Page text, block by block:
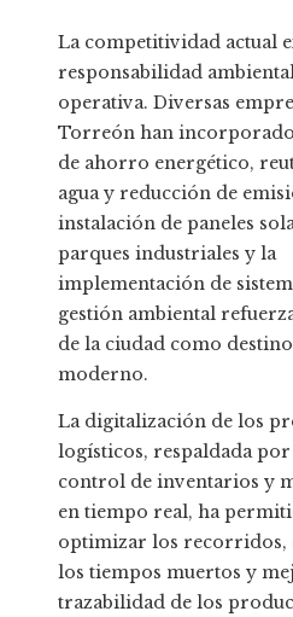
La competitividad actual
responsabilidad
operativa. Diversas
Torreón han
de ahorro energético,
agua y reducción de
instalación de paneles
parques industriales y la
implementación de
gestión ambiental
de la ciudad como
moderno.
La digitalización de los
logísticos, respaldada por
control de inventarios y
en tiempo real, ha
optimizar los
los tiempos muertos y
trazabilidad de los